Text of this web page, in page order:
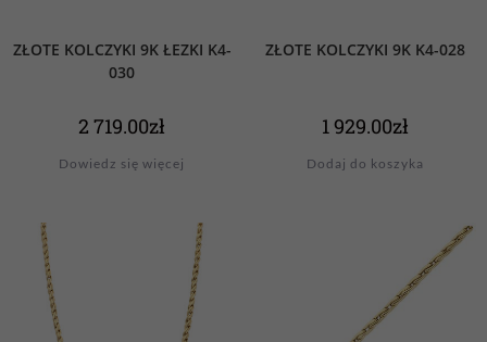
ZŁOTE KOLCZYKI 9K ŁEZKI K4-
030
2 719.00zł
Dowiedz się więcej
ZŁOTE KOLCZYKI 9K K4-028
1 929.00zł
Dodaj do koszyka